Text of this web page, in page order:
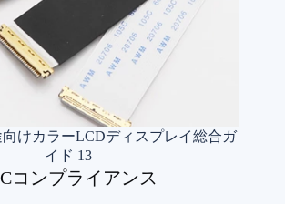
けカラーLCDディスプレイ総合ガ
イド 13
コンプライアンス